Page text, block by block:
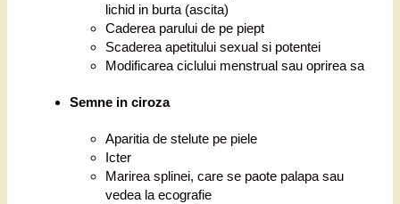
lichid in burta (ascita)
Caderea parului de pe piept
Scaderea apetitului sexual si potentei
Modificarea ciclului menstrual sau oprirea sa
Semne in ciroza
Aparitia de stelute pe piele
Icter
Marirea splinei, care se paote palapa sau
vedea la ecografie